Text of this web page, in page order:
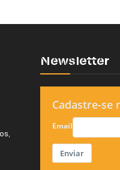
Newsletter
Cadastre-se
Email
Enviar